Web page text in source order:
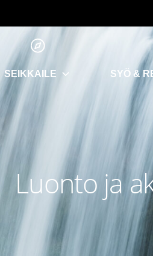
SEIKKAILE SYÖ &
Luonto ja